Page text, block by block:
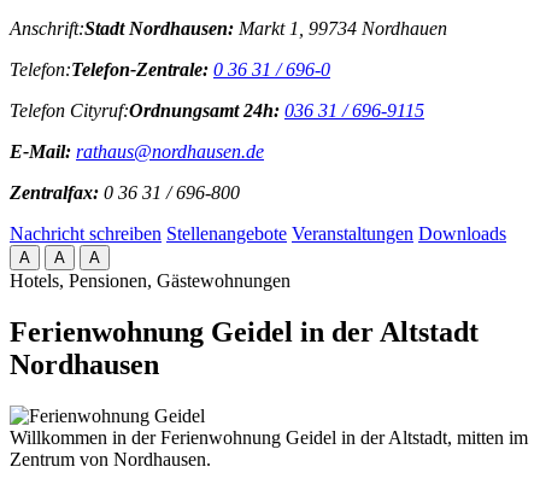
Anschrift:Stadt Nordhausen: Markt 1, 99734 Nordhauen
Telefon:Telefon-Zentrale: 0 36 31 / 696-0
Telefon Cityruf:Ordnungsamt 24h: 036 31 / 696-9115
E-Mail: rathaus@nordhausen.de
Zentralfax: 0 36 31 / 696-800
Nachricht schreiben Stellenangebote Veranstaltungen Downloads
A A A
Hotels, Pensionen, Gästewohnungen
Ferienwohnung Geidel in der Altstadt
Nordhausen
Willkommen in der Ferienwohnung Geidel in der Altstadt, mitten im
Zentrum von Nordhausen.